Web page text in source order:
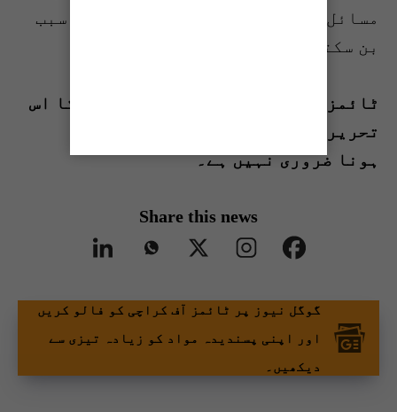
مسائل سے بڑی حد تک محفوظ رکھنے کا سبب
بن سکتاہے۔
ٹائمز آف کراچی کی ادارتی پالیسی کا اس
تحریر کے مندرجات سے متفق
ہونا ضروری نہیں ہے۔
Share this news
گوگل نیوز پر ٹائمز آف کراچی کو فالو کریں
اور اپنی پسندیدہ مواد کو زیادہ تیزی سے
دیکھیں۔